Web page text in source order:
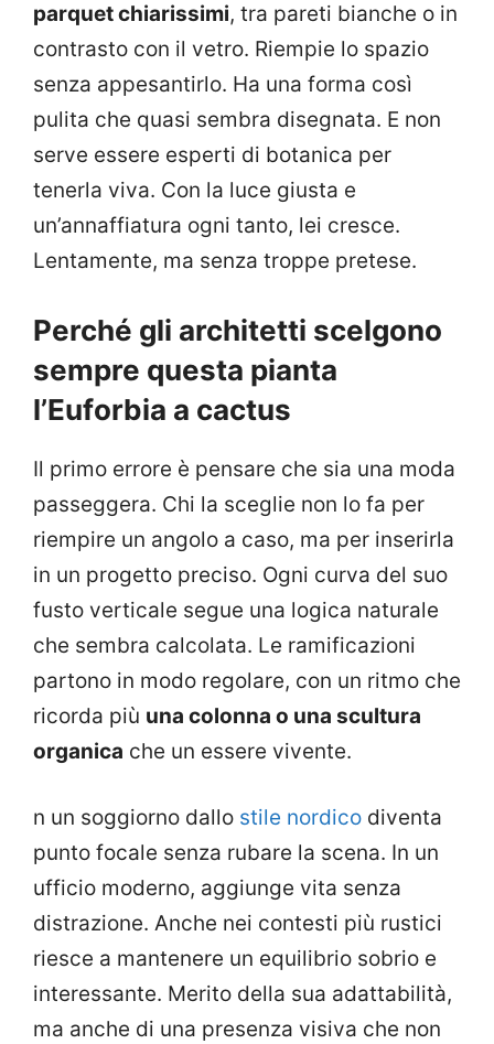
parquet chiarissimi, tra pareti bianche o in
contrasto con il vetro. Riempie lo spazio
senza appesantirlo. Ha una forma così
pulita che quasi sembra disegnata. E non
serve essere esperti di botanica per
tenerla viva. Con la luce giusta e
un’annaffiatura ogni tanto, lei cresce.
Lentamente, ma senza troppe pretese.
Perché gli architetti scelgono
sempre questa pianta
l’Euforbia a cactus
Il primo errore è pensare che sia una moda
passeggera. Chi la sceglie non lo fa per
riempire un angolo a caso, ma per inserirla
in un progetto preciso. Ogni curva del suo
fusto verticale segue una logica naturale
che sembra calcolata. Le ramificazioni
partono in modo regolare, con un ritmo che
ricorda più una colonna o una scultura
organica che un essere vivente.
n un soggiorno dallo stile nordico diventa
punto focale senza rubare la scena. In un
ufficio moderno, aggiunge vita senza
distrazione. Anche nei contesti più rustici
riesce a mantenere un equilibrio sobrio e
interessante. Merito della sua adattabilità,
ma anche di una presenza visiva che non